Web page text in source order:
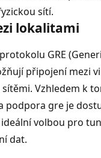
sítí.
lokalitami
GRE
připojení mezi
Vzhledem k
podpora gre je
volbou pro
dat.